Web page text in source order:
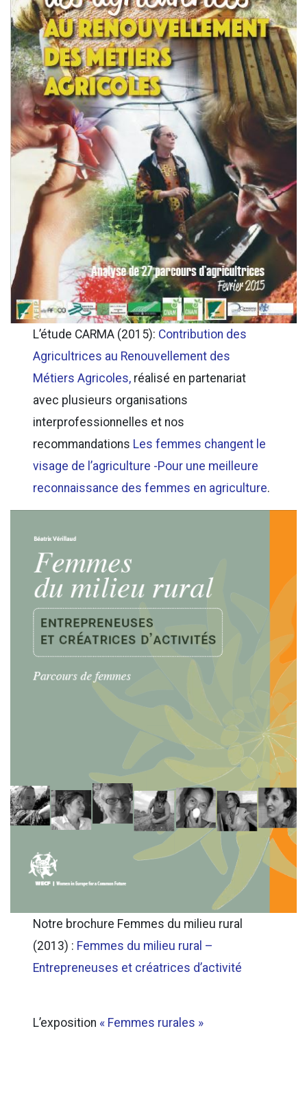
L’étude CARMA (2015): Contribution des
Agricultrices au Renouvellement des
Métiers Agricoles, réalisé en partenariat
avec plusieurs organisations
interprofessionnelles et nos
recommandations Les femmes changent le
visage de l’agriculture -Pour une meilleure
reconnaissance des femmes en agriculture.
Notre brochure Femmes du milieu rural
(2013) : Femmes du milieu rural –
Entrepreneuses et créatrices d’activité
L’exposition « Femmes rurales »